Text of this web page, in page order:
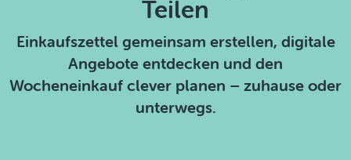
Teilen
Einkaufszettel gemeinsam erstellen, digitale
Angebote entdecken und den
Wocheneinkauf clever planen – zuhause oder
unterwegs.